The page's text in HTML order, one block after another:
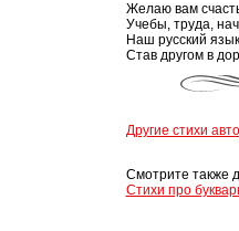
Желаю вам
Учебы, труда,
Наш русский
Став другом в
Другие стихи
Смотрите также
Стихи про